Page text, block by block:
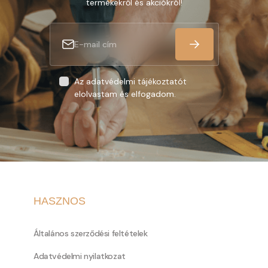
termékekről és akciókról!
Az adatvédelmi tájékoztatót
elolvastam és elfogadom.
HASZNOS
Általános szerződési feltételek
Adatvédelmi nyilatkozat